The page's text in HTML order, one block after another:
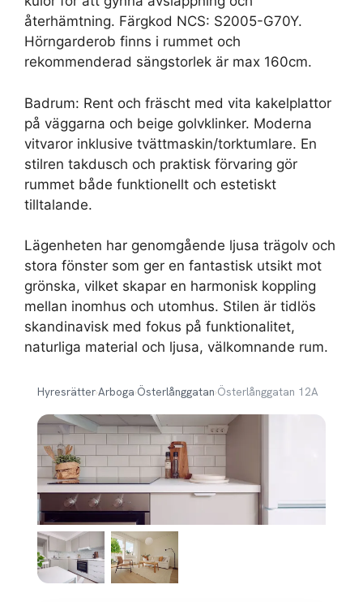
återhämtning. Färgkod NCS: S2005-G70Y.
Hörngarderob finns i rummet och
rekommenderad sängstorlek är max 160cm.
Badrum: Rent och fräscht med vita kakelplattor
på väggarna och beige golvklinker. Moderna
vitvaror inklusive tvättmaskin/torktumlare. En
stilren takdusch och praktisk förvaring gör
rummet både funktionellt och estetiskt
tilltalande.
Lägenheten har genomgående ljusa trägolv och
stora fönster som ger en fantastisk utsikt mot
grönska, vilket skapar en harmonisk koppling
mellan inomhus och utomhus. Stilen är tidlös
skandinavisk med fokus på funktionalitet,
naturliga material och ljusa, välkomnande rum.
Hyresrätter›Arboga›Österlånggatan›Österlånggatan 12A